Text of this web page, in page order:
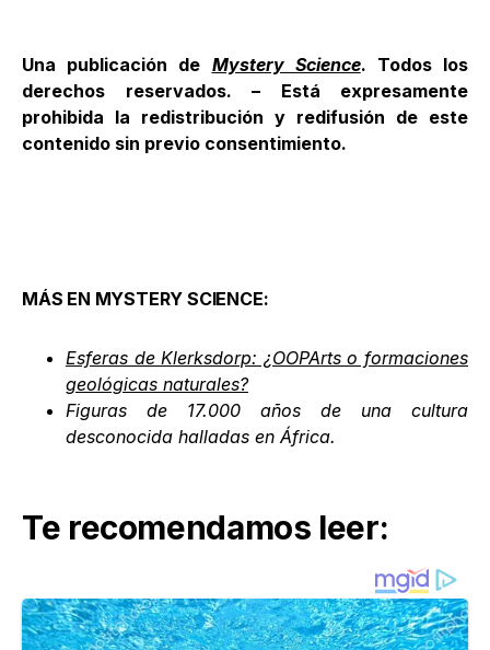
Una publicación de Mystery Science. Todos los
derechos reservados. – Está expresamente
prohibida la redistribución y redifusión de este
contenido sin previo consentimiento.
MÁS EN MYSTERY SCIENCE:
Esferas de Klerksdorp: ¿OOPArts o formaciones
geológicas naturales?
Figuras de 17.000 años de una cultura
desconocida halladas en África.
Te recomendamos leer: